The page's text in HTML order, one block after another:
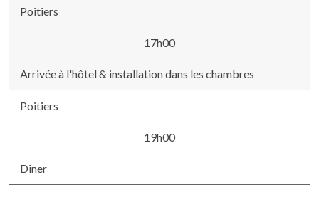
Poitiers
17h00
Arrivée à l'hôtel & installation dans les chambres
Poitiers
19h00
Dîner